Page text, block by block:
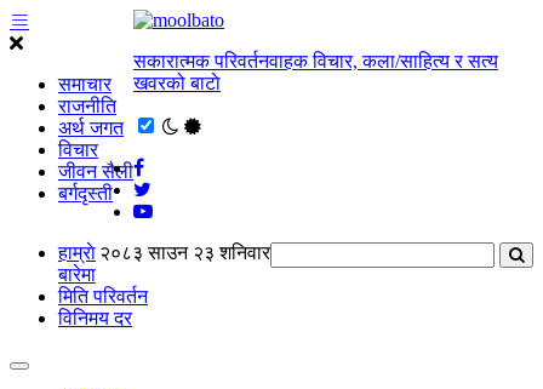
समाचार
राजनीति
अर्थ जगत
विचार
जीवन सैली
बर्गदृस्ती
सकारात्मक परिवर्तनवाहक विचार, कला/साहित्य र सत्य
खवरको बाटाे
२०८३ साउन २३ शनिवार
हाम्राे
बारेमा
मिति परिवर्तन
विनिमय दर